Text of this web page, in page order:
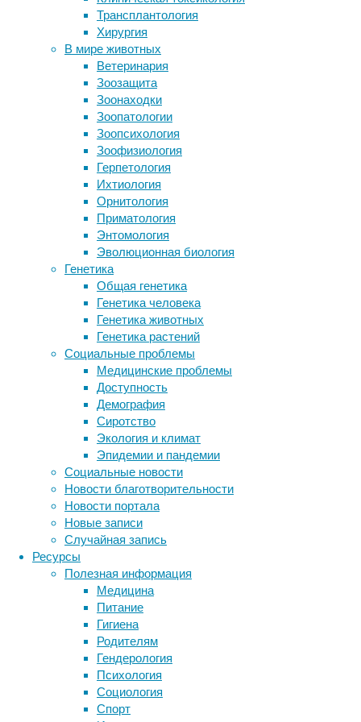
Трансплантология
Хирургия
В мире животных
Ветеринария
Зоозащита
Зоонаходки
Зоопатологии
Зоопсихология
Зоофизиология
Герпетология
Ихтиология
Орнитология
Приматология
Энтомология
Эволюционная биология
Генетика
Общая генетика
Генетика человека
Генетика животных
Генетика растений
Социальные проблемы
Медицинские проблемы
Доступность
Демография
Сиротство
Экология и климат
Эпидемии и пандемии
Социальные новости
Новости благотворительности
Новости портала
Новые записи
Случайная запись
Ресурсы
Полезная информация
Медицина
Питание
Гигиена
Родителям
Гендерология
Психология
Социология
Спорт
палеогенетика,
палеонтология
Палеогенетики
впервые
секвенировали
шесть
митохондриальных
геномов
большерогих
оленей
рода
Sinomegaceros.
При
филогенетическом
анализе
две
из
трех
выявленных
клад
попали
в
пределы
генетического
разнообразия
большерогих
оленей
из
рода
Megaloceros,
несмотря
на
то,
сернокислотных облаках Венеры
Настольная лазерная турель Photon
Matrix уничтожит 30 комаров за
секунду
Комбинация иммунотерапии и
вакцины от рака помогла мышам с
меланомой
Биологи выяснили образ жизни
карликовых китов
Следите за новостями